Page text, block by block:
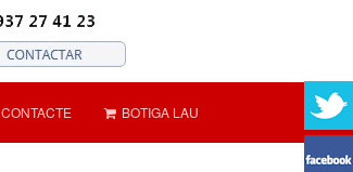
CONTACTE BOTIGA LAU